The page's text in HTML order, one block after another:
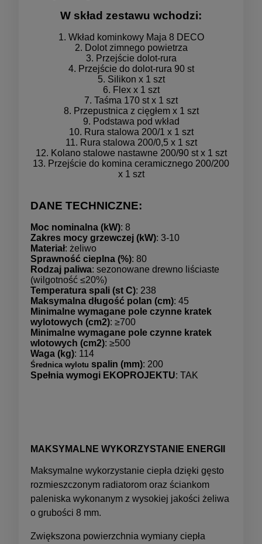
W skład zestawu wchodzi:
1. Wkład kominkowy Maja 8 DECO
2. Dolot zimnego powietrza
3. Przejście dolot-rura
4. Przejście do dolot-rura 90 st
5. Silikon x 1 szt
6. Flex x 1 szt
7. Taśma 170 st x 1 szt
8. Przepustnica z cięgłem x 1 szt
9. Podstawa pod wkład
10. Rura stalowa 200/1 x 1 szt
11. Rura stalowa 200/0,5 x 1 szt
12. Kolano stalowe nastawne 200/90 st x 1 szt
13. Przejście do komina ceramicznego 200/200
x 1 szt
DANE TECHNICZNE:
Moc nominalna (kW): 8
Zakres mocy grzewczej (kW): 3-10
Materiał: żeliwo
Sprawność cieplna (%): 80
Rodzaj paliwa: sezonowane drewno liściaste
(wilgotność ≤20%)
Temperatura spali (st C): 238
Maksymalna długość polan (cm): 45
Minimalne wymagane pole czynne kratek
wylotowych (cm2): ≥700
Minimalne wymagane pole czynne kratek
wlotowych (cm2): ≥500
Waga (kg): 114
Średnica wylotu spalin (mm): 200
Spełnia wymogi EKOPROJEKTU: TAK
MAKSYMALNE WYKORZYSTANIE ENERGII
Maksymalne wykorzystanie ciepła dzięki gęsto
rozmieszczonym radiatorom oraz ściankom
paleniska wykonanym z wysokiej jakości żeliwa
o grubości 8 mm.
Zwiększona powierzchnia wymiany ciepła